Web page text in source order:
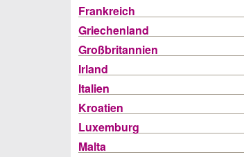
Frankreich
Griechenland
Großbritannien
Irland
Italien
Kroatien
Luxemburg
Malta